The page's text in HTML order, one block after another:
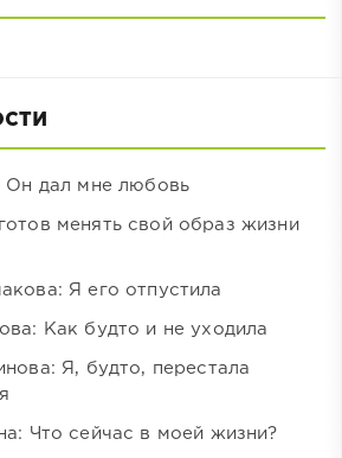
Он дал мне любовь
менять свой образ жизни
Я его отпустила
Как будто и не уходила
Я, будто, перестала
Что сейчас в моей жизни?